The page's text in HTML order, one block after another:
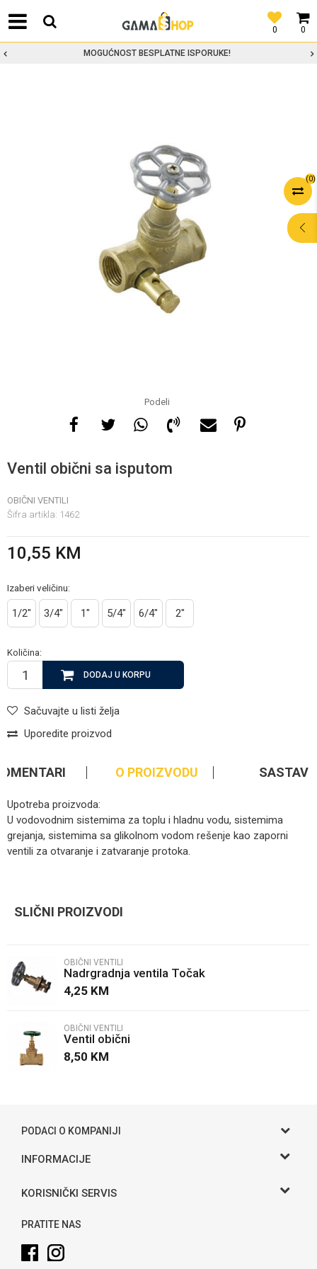
0
0
MOGUĆNOST BESPLATNE ISPORUKE!
(0)
Podeli
Ventil obični sa isputom
OBIČNI VENTILI
Šifra artikla: 1462
10,55 KM
Izaberi veličinu:
1/2" 3/4" 1" 5/4" 6/4" 2"
Količina:
DODAJ U KORPU
Sačuvajte u listi želja
Uporedite proizvod
KUPOVINI
nedelje
O PROIZVODU SASTAV
Upotreba proizvoda:
U vodovodnim sistemima za toplu i hladnu vodu, sistemima
grejanja, sistemima sa glikolnom vodom rešenje kao zaporni
ventili za otvaranje i zatvaranje protoka.
Poruka
SLIČNI PROIZVODI
OBIČNI VENTILI
Nadrgradnja ventila Točak
4,25 KM
OBIČNI VENTILI
Ventil obični
8,50 KM
PODACI O KOMPANIJI
Gama S doo
Adresa
Telefon:
Email:
INFORMACIJE
O nama
KORISNIČKI SERVIS
Uslovi korišćenja i prodaje
Kako kupiti
PRATITE NAS